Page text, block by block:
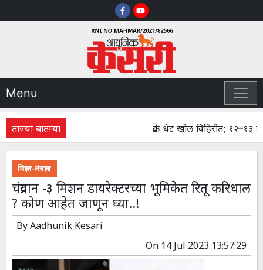
Menu
ताज्या बातम्या क्रेटा थेट खोल विहिरीत; १२–१३
विज्ञान-तंत्रज्ञान
चंद्रयान -३ मिशन डायरेक्टरच्या भूमिकेत रितू करिधाल
? कोण आहेत जाणून घ्या..!
ByAadhunik Kesari
On 14 Jul 2023 13:57:29